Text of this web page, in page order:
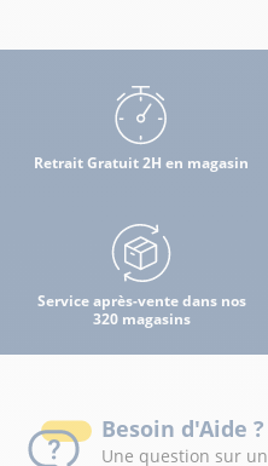
Retrait Gratuit 2H en magasin
Service après-vente dans nos
320 magasins
Besoin d'Aide ?
Une question sur